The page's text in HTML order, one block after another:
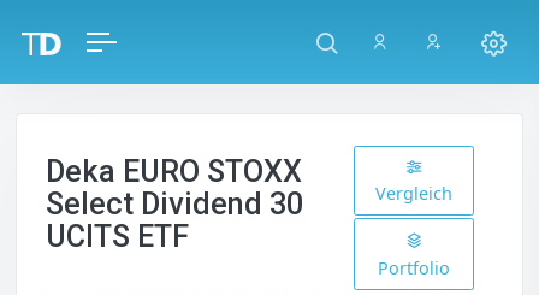
Deka EURO STOXX
Select Dividend 30
UCITS ETF
Vergleich
Portfolio